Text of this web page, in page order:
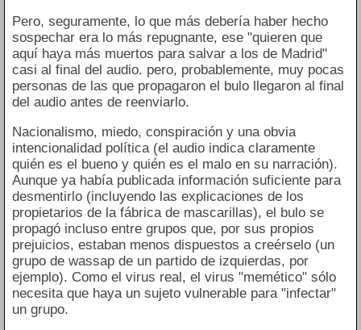
Pero, seguramente, lo que más debería haber hecho
sospechar era lo más repugnante, ese "quieren que
aquí haya más muertos para salvar a los de Madrid"
casi al final del audio. pero, probablemente, muy pocas
personas de las que propagaron el bulo llegaron al final
del audio antes de reenviarlo.
Nacionalismo, miedo, conspiración y una obvia
intencionalidad política (el audio indica claramente
quién es el bueno y quién es el malo en su narración).
Aunque ya había publicada información suficiente para
desmentirlo (incluyendo las explicaciones de los
propietarios de la fábrica de mascarillas), el bulo se
propagó incluso entre grupos que, por sus propios
prejuicios, estaban menos dispuestos a creérselo (un
grupo de wassap de un partido de izquierdas, por
ejemplo). Como el virus real, el virus "memético" sólo
necesita que haya un sujeto vulnerable para "infectar"
un grupo.